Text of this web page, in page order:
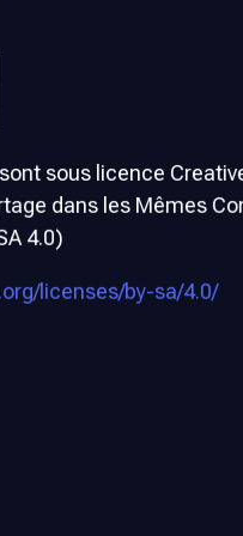
sous licence
dans les Mêmes
4.0)
licenses/by-sa/4.0/